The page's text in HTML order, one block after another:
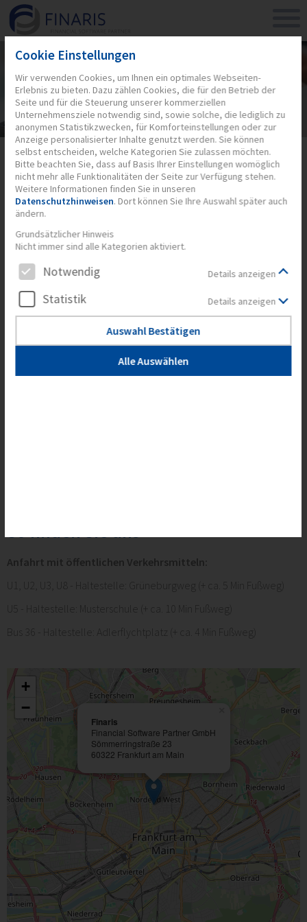
WIR HELFEN IHNEN GERN WEITER
FINARIS
Financial Software Partner GmbH
Sömmerringstraße 23
60322 Frankfurt am Main
Telefon: +49 (0)69 254 98 - 0
E-Mail:
Ansprechpartner
So finden Sie uns
Anfahrt mit öffentlichen Verkehrsmitteln:
U1, U2, U3, U8 - Haltestelle: Grüneburgweg (+ ca. 5 Min Fußweg)
U5 - Haltestelle: Musterschule (+ ca. 10 Min Fußweg)
Bus 36 - Haltestelle: Adlerflychtplatz (+ ca. 4 Min Fußweg)
Finaris
Financial Software Partner GmbH
Sömmerringstraße 23
60322 Frankfurt am Main
+
−
Cookie Einstellungen
Wir verwenden Cookies, um Ihnen ein optimales Webseiten-
Erlebnis zu bieten. Dazu zählen Cookies, die für den Betrieb der
Seite und für die Steuerung unserer kommerziellen
Unternehmensziele notwendig sind, sowie solche, die lediglich zu
anonymen Statistikzwecken, für Komforteinstellungen oder zur
Anzeige personalisierter Inhalte genutzt werden. Sie können
selbst entscheiden, welche Kategorien Sie zulassen möchten.
Bitte beachten Sie, dass auf Basis Ihrer Einstellungen womöglich
nicht mehr alle Funktionalitäten der Seite zur Verfügung stehen.
Weitere Informationen finden Sie in unseren
Datenschutzhinweisen. Dort können Sie Ihre Auswahl später auch
ändern.
Grundsätzlicher Hinweis
Nicht immer sind alle Kategorien aktiviert.
Notwendig Details anzeigen
Statistik Details anzeigen
Auswahl Bestätigen
Alle Auswählen